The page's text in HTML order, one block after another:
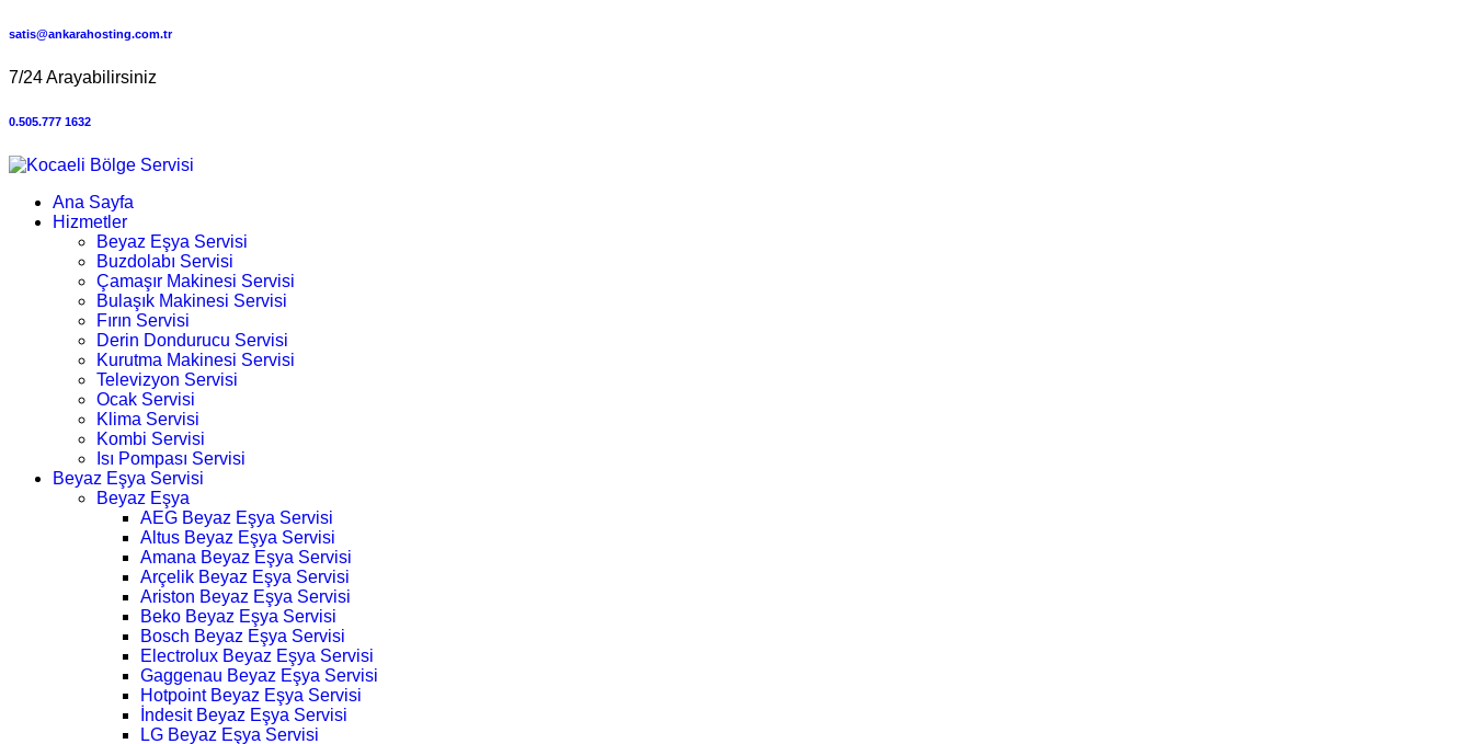
satis@ankarahosting.com.tr
7/24 Arayabilirsiniz
0.505.777 1632
Ana Sayfa
Hizmetler
Beyaz Eşya Servisi
Buzdolabı Servisi
Çamaşır Makinesi Servisi
Bulaşık Makinesi Servisi
Fırın Servisi
Derin Dondurucu Servisi
Kurutma Makinesi Servisi
Televizyon Servisi
Ocak Servisi
Klima Servisi
Kombi Servisi
Isı Pompası Servisi
Beyaz Eşya Servisi
Beyaz Eşya
AEG Beyaz Eşya Servisi
Altus Beyaz Eşya Servisi
Amana Beyaz Eşya Servisi
Arçelik Beyaz Eşya Servisi
Ariston Beyaz Eşya Servisi
Beko Beyaz Eşya Servisi
Bosch Beyaz Eşya Servisi
Electrolux Beyaz Eşya Servisi
Gaggenau Beyaz Eşya Servisi
Hotpoint Beyaz Eşya Servisi
İndesit Beyaz Eşya Servisi
LG Beyaz Eşya Servisi